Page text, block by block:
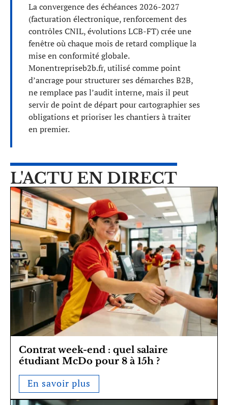
La convergence des échéances 2026-2027
(facturation électronique, renforcement des
contrôles CNIL, évolutions LCB-FT) crée une
fenêtre où chaque mois de retard complique la
mise en conformité globale.
Monentrepriseb2b.fr, utilisé comme point
d’ancrage pour structurer ses démarches B2B,
ne remplace pas l’audit interne, mais il peut
servir de point de départ pour cartographier ses
obligations et prioriser les chantiers à traiter
en premier.
L'ACTU EN DIRECT
Contrat week-end : quel salaire
étudiant McDo pour 8 à 15h ?
En savoir plus